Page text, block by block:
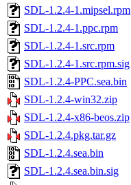
SDL-1.2.4-1.mipsel.rpm
SDL-1.2.4-1.ppc.rpm
SDL-1.2.4-1.src.rpm
SDL-1.2.4-1.src.rpm.sig
SDL-1.2.4-PPC.sea.bin
SDL-1.2.4-win32.zip
SDL-1.2.4-x86-beos.zip
SDL-1.2.4.pkg.tar.gz
SDL-1.2.4.sea.bin
SDL-1.2.4.sea.bin.sig